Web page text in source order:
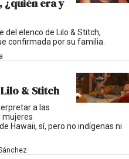
¿quién era y
del elenco de Lilo & Stitch,
confirmada por su familia.
& Stitch
a las
mujeres
Hawaii, sí, pero no indígenas ni